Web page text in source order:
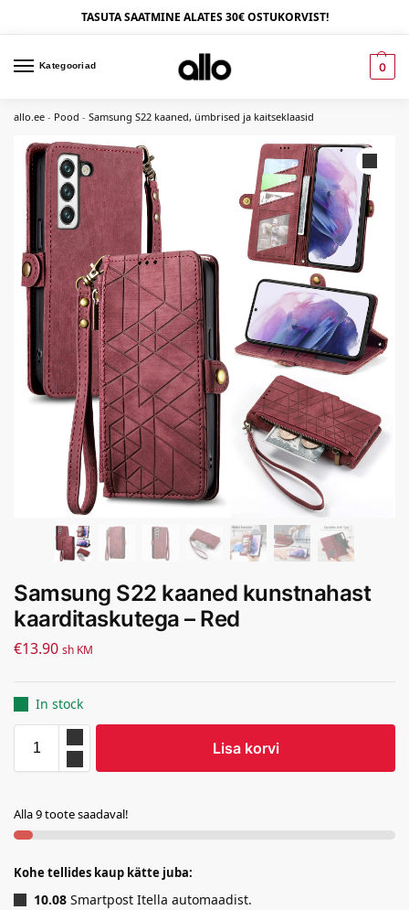
TASUTA SAATMINE ALATES 30€ OSTUKORVIST!
Kategooriad 0
allo.ee - Pood - Samsung S22 kaaned, ümbrised ja kaitseklaasid
Samsung S22 kaaned kunstnahast
kaarditaskutega – Red
€13.90 sh KM
In stock
Lisa korvi
Alla 9 toote saadaval!
Kohe tellides kaup kätte juba:
10.08 Smartpost Itella automaadist.